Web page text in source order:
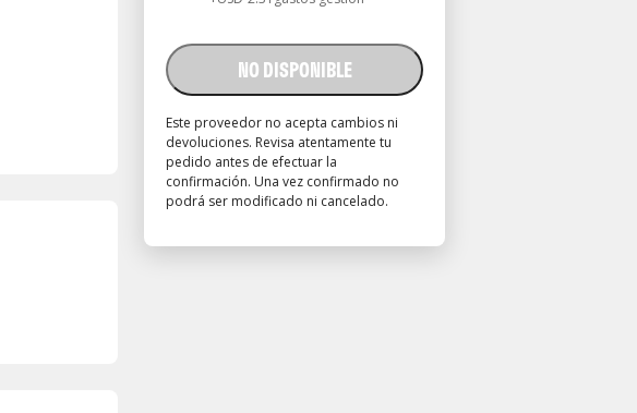
NO DISPONIBLE
Este proveedor no acepta cambios ni
devoluciones. Revisa atentamente tu
pedido antes de efectuar la
confirmación. Una vez confirmado no
podrá ser modificado ni cancelado.